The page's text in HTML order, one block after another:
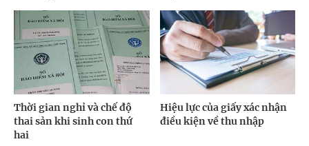
Thời gian nghỉ và chế độ
thai sản khi sinh con thứ
hai
Hiệu lực của giấy xác nhận
điều kiện về thu nhập